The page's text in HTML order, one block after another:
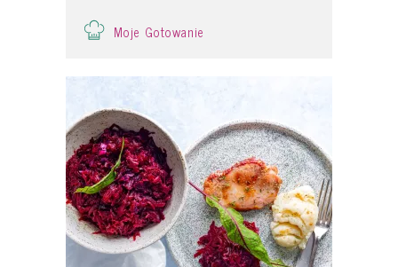
Moje Gotowanie